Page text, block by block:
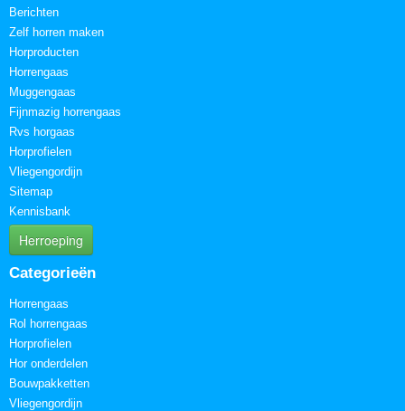
Berichten
Zelf horren maken
Horproducten
Horrengaas
Muggengaas
Fijnmazig horrengaas
Rvs horgaas
Horprofielen
Vliegengordijn
Sitemap
Kennisbank
Herroeping
Categorieën
Horrengaas
Rol horrengaas
Horprofielen
Hor onderdelen
Bouwpakketten
Vliegengordijn